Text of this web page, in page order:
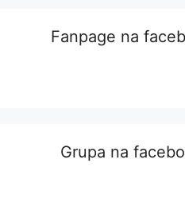
Fanpage na
Grupa na